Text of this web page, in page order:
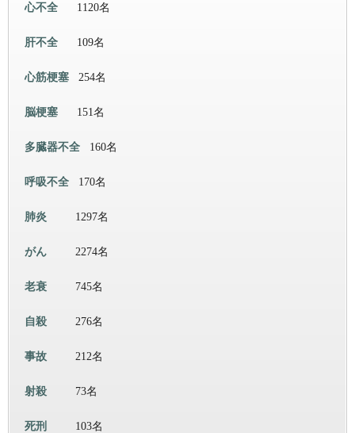
心不全 1120名
肝不全 109名
心筋梗塞 254名
脳梗塞 151名
多臓器不全 160名
呼吸不全 170名
肺炎 1297名
がん 2274名
老衰 745名
自殺 276名
事故 212名
射殺 73名
死刑 103名